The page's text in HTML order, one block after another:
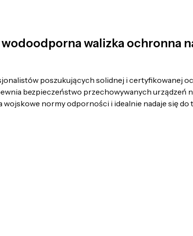
walizka ochronna
poszukujących solidnej i certyfikowanej
bezpieczeństwo przechowywanych urządzeń
wojskowe normy odporności i idealnie nadaje się